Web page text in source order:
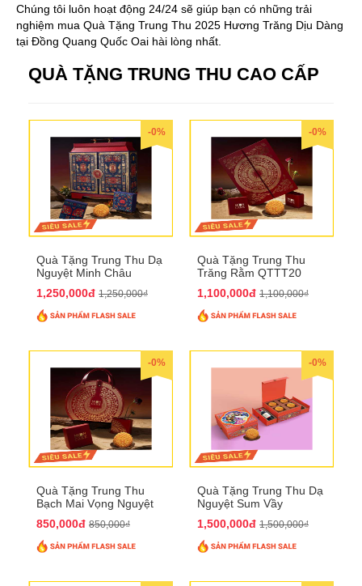
Chúng tôi luôn hoạt động 24/24 sẽ giúp bạn có những trải
nghiệm mua Quà Tặng Trung Thu 2025 Hương Trăng Dịu Dàng
tại Đồng Quang Quốc Oai hài lòng nhất.
QUÀ TẶNG TRUNG THU CAO CẤP
-0%
Quà Tặng Trung Thu Dạ
Nguyệt Minh Châu
1,250,000đ 1,250,000₫
-0%
Quà Tặng Trung Thu
Trăng Rằm QTTT20
1,100,000đ 1,100,000₫
-0%
Quà Tặng Trung Thu
Bạch Mai Vọng Nguyệt
850,000đ 850,000₫
-0%
Quà Tặng Trung Thu Dạ
Nguyệt Sum Vầy
1,500,000đ 1,500,000₫